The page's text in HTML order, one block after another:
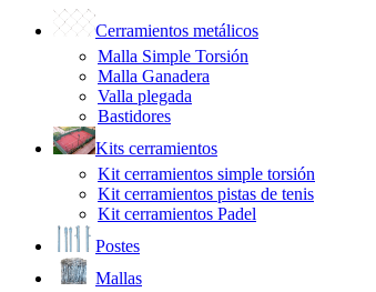
Cerramientos metálicos
Malla Simple Torsión
Malla Ganadera
Valla plegada
Bastidores
Kits cerramientos
Kit cerramientos simple torsión
Kit cerramientos pistas de tenis
Kit cerramientos Padel
Postes
Mallas